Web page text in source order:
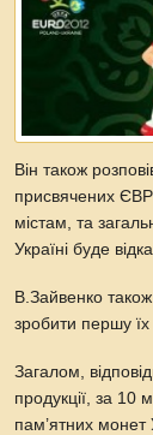
Він також
присвячених
містам, та
Україні буде
В.Зайвенко
зробити першу їх
Загалом,
продукції, за 10
пам’ятних монет